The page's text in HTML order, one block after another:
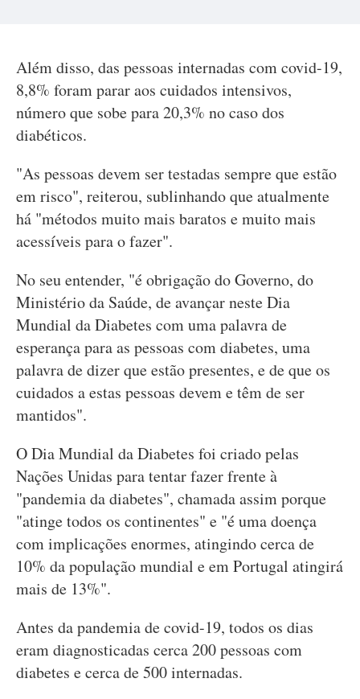
Além disso, das pessoas internadas com covid-19,
8,8% foram parar aos cuidados intensivos,
número que sobe para 20,3% no caso dos
diabéticos.
"As pessoas devem ser testadas sempre que estão
em risco", reiterou, sublinhando que atualmente
há "métodos muito mais baratos e muito mais
acessíveis para o fazer".
No seu entender, "é obrigação do Governo, do
Ministério da Saúde, de avançar neste Dia
Mundial da Diabetes com uma palavra de
esperança para as pessoas com diabetes, uma
palavra de dizer que estão presentes, e de que os
cuidados a estas pessoas devem e têm de ser
mantidos".
O Dia Mundial da Diabetes foi criado pelas
Nações Unidas para tentar fazer frente à
"pandemia da diabetes", chamada assim porque
"atinge todos os continentes" e "é uma doença
com implicações enormes, atingindo cerca de
10% da população mundial e em Portugal atingirá
mais de 13%".
Antes da pandemia de covid-19, todos os dias
eram diagnosticadas cerca 200 pessoas com
diabetes e cerca de 500 internadas.